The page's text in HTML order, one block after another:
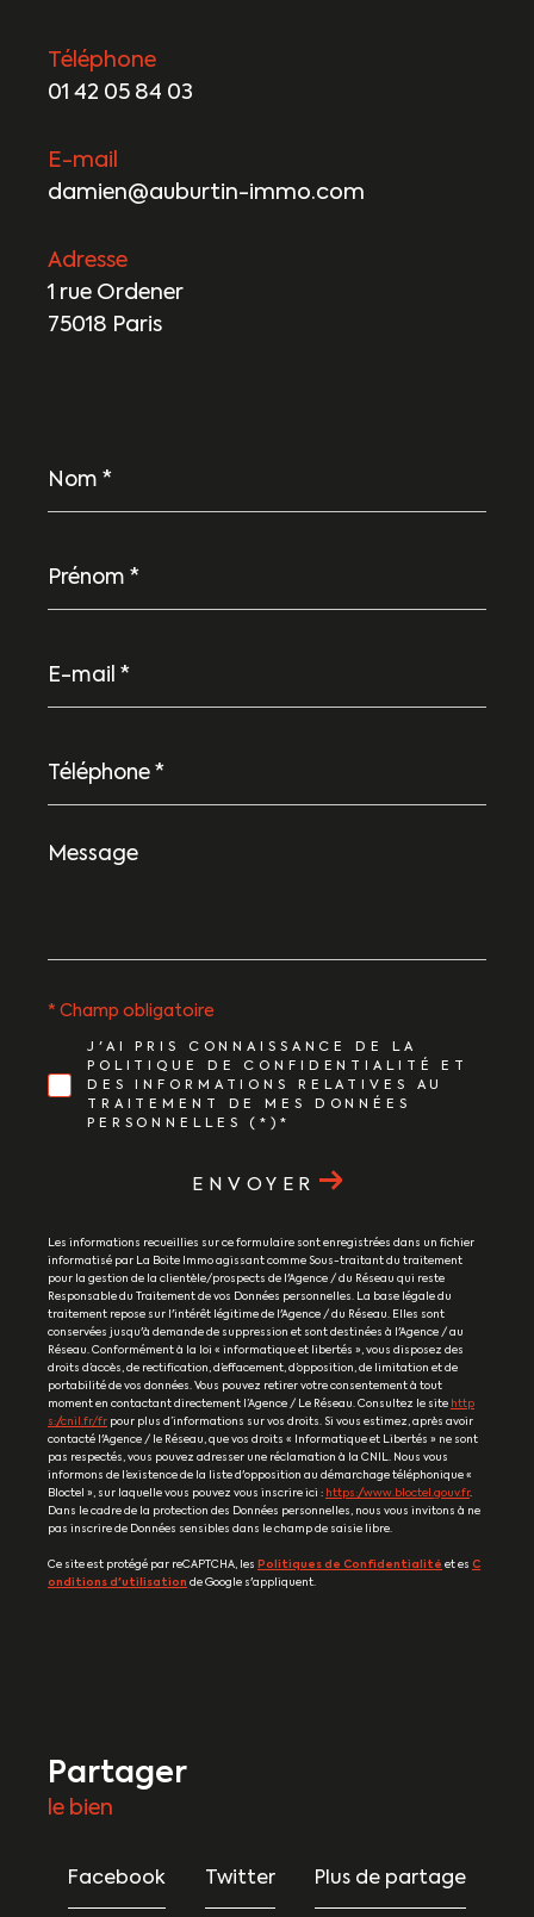
Téléphone
01 42 05 84 03
E-mail
damien@auburtin-immo.com
Adresse
1 rue Ordener
75018 Paris
*
*
mail
*
Message
J'AI PRIS CONNAISSANCE DE LA
POLITIQUE DE CONFIDENTIALITÉ ET
DES INFORMATIONS RELATIVES AU
TRAITEMENT DE MES DONNÉES
PERSONNELLES (*)*
* Champ obligatoire
ENVOYER
Les informations recueillies sur ce formulaire sont enregistrées dans un fichier
informatisé par La Boite Immo agissant comme Sous-traitant du traitement
pour la gestion de la clientèle/prospects de l'Agence / du Réseau qui reste
Responsable du Traitement de vos Données personnelles. La base légale du
traitement repose sur l'intérêt légitime de l'Agence / du Réseau. Elles sont
conservées jusqu'à demande de suppression et sont destinées à l'Agence / au
Réseau. Conformément à la loi « informatique et libertés », vous disposez des
droits d’accès, de rectification, d’effacement, d’opposition, de limitation et de
portabilité de vos données. Vous pouvez retirer votre consentement à tout
moment en contactant directement l’Agence / Le Réseau. Consultez le site http
s://cnil.fr/fr pour plus d’informations sur vos droits. Si vous estimez, après avoir
contacté l'Agence / le Réseau, que vos droits « Informatique et Libertés » ne sont
pas respectés, vous pouvez adresser une réclamation à la CNIL. Nous vous
informons de l’existence de la liste d'opposition au démarchage téléphonique «
Bloctel », sur laquelle vous pouvez vous inscrire ici : https://www.bloctel.gouv.fr.
Dans le cadre de la protection des Données personnelles, nous vous invitons à ne
pas inscrire de Données sensibles dans le champ de saisie libre.
Ce site est protégé par reCAPTCHA, les Politiques de Confidentialité et es C
onditions d'utilisation de Google s'appliquent.
partager
le bien
Facebook Twitter Plus de partage